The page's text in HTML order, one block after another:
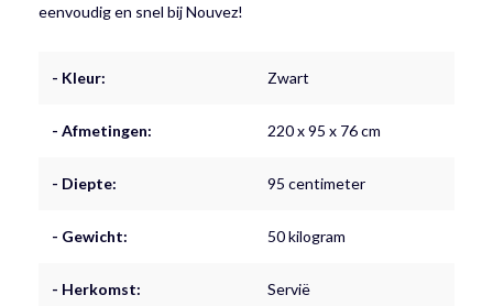
eenvoudig en snel bij Nouvez!
- Kleur: Zwart
- Afmetingen: 220 x 95 x 76 cm
- Diepte: 95 centimeter
- Gewicht: 50 kilogram
- Herkomst: Servië